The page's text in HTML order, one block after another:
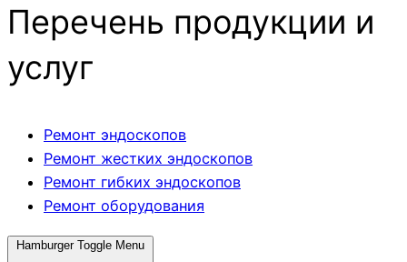
Перечень продукции и
услуг
Ремонт эндоскопов
Ремонт жестких эндоскопов
Ремонт гибких эндоскопов
Ремонт оборудования
Hamburger Toggle Menu